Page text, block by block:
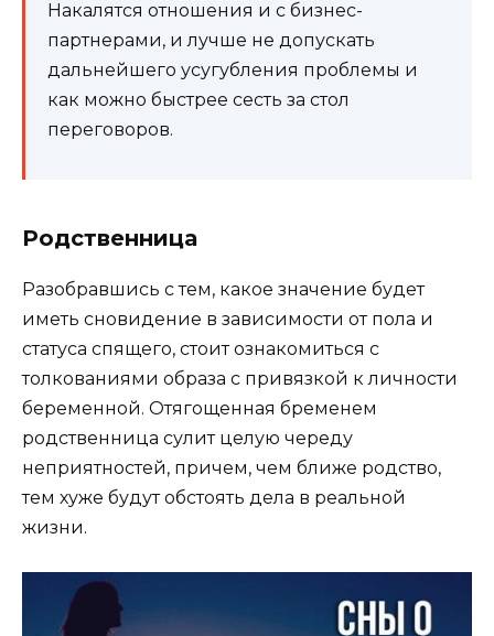
Накалятся отношения и с бизнес-
партнерами, и лучше не допускать
дальнейшего усугубления проблемы и
как можно быстрее сесть за стол
переговоров.
Родственница
Разобравшись с тем, какое значение будет
иметь сновидение в зависимости от пола и
статуса спящего, стоит ознакомиться с
толкованиями образа с привязкой к личности
беременной. Отягощенная бременем
родственница сулит целую череду
неприятностей, причем, чем ближе родство,
тем хуже будут обстоять дела в реальной
жизни.